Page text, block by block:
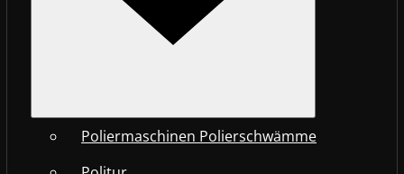
Poliermaschinen Polierschwämme